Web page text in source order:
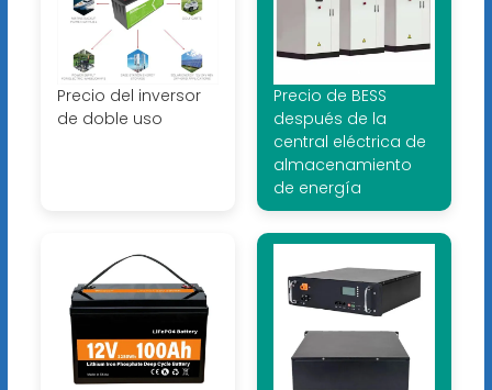
Precio del inversor
de doble uso
Precio de BESS
después de la
central eléctrica de
almacenamiento
de energía